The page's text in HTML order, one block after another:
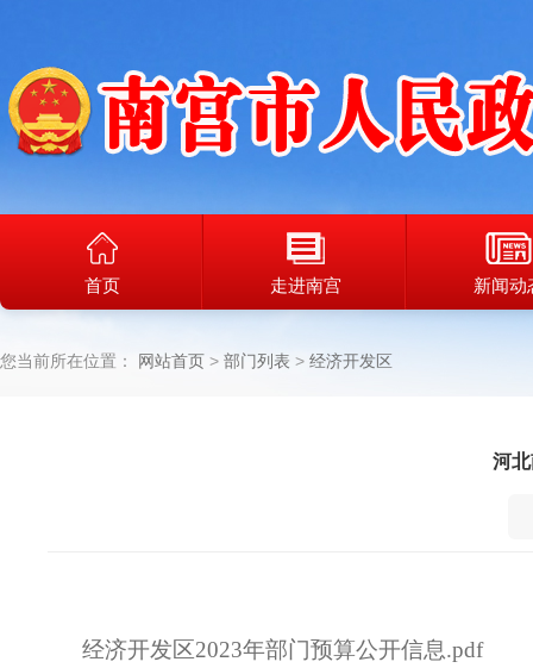
首页 走进南宫 新闻动
您当前所在位置： 网站首页 部门列表 经济开发区
河
经济开发区2023年部门预算公开信息.pdf